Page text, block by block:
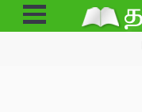
Open
Menu